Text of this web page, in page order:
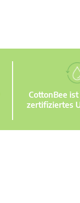
CottonBee ist
zertifiziertes